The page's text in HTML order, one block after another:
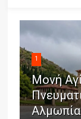
1
Μονή